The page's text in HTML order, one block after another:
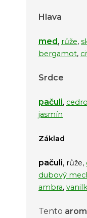
Hlava
med , růže,
bergamot,
Srdce
pačuli,
jasmín
Základ
pačuli, růže,
dubový
ambra,
Tento